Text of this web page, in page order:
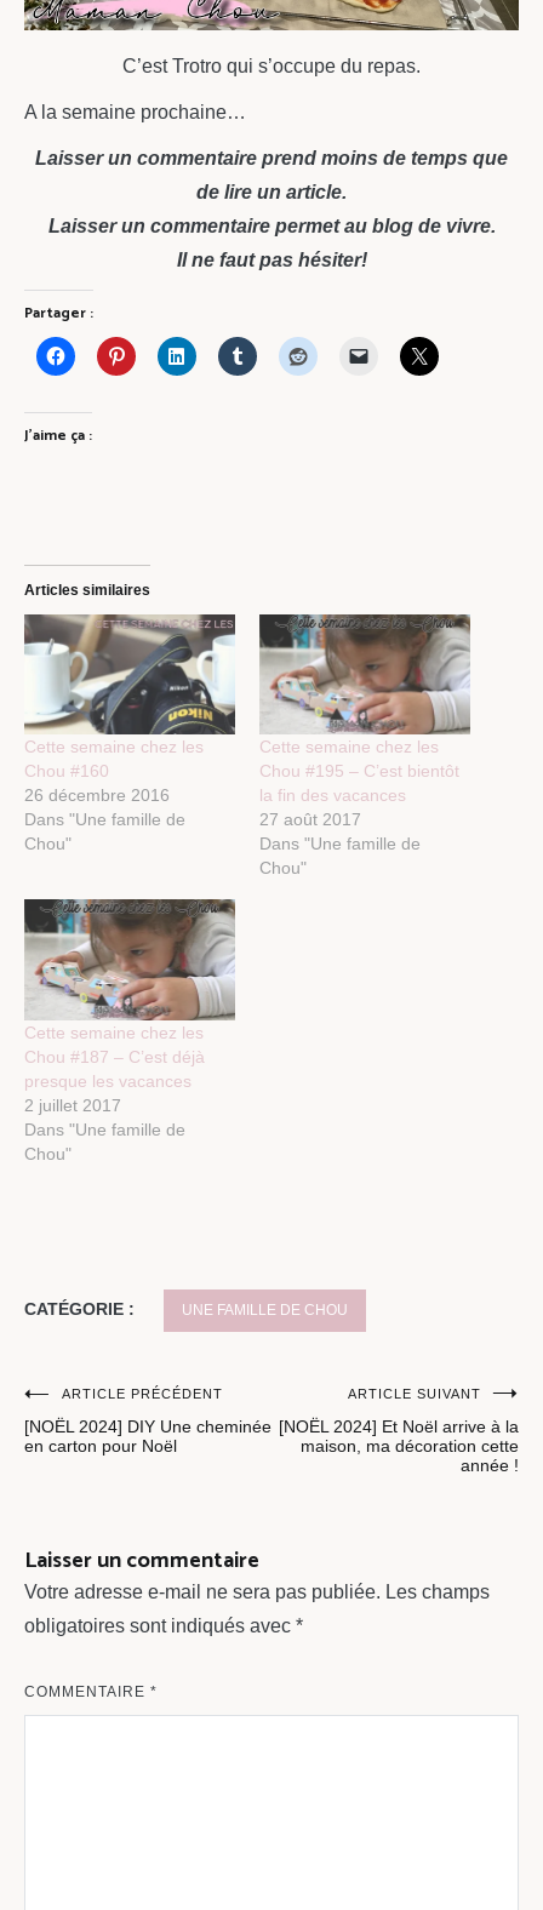
C’est Trotro qui s’occupe du repas.
A la semaine prochaine…
Laisser un commentaire prend moins de temps que
de lire un article.
Laisser un commentaire permet au blog de vivre.
Il ne faut pas hésiter!
Partager :
J’aime ça :
Articles similaires
Cette semaine chez les
Chou #160
26 décembre 2016
Dans "Une famille de
Chou"
Cette semaine chez les
Chou #195 – C’est bientôt
la fin des vacances
27 août 2017
Dans "Une famille de
Chou"
Cette semaine chez les
Chou #187 – C’est déjà
presque les vacances
2 juillet 2017
Dans "Une famille de
Chou"
CATÉGORIE : UNE FAMILLE DE CHOU
Navigation
de
ARTICLE PRÉCÉDENT
[NOËL 2024] DIY Une cheminée
en carton pour Noël
ARTICLE SUIVANT
[NOËL 2024] Et Noël arrive à la
maison, ma décoration cette
année !
Laisser un commentaire
Votre adresse e-mail ne sera pas publiée. Les champs
obligatoires sont indiqués avec *
COMMENTAIRE *